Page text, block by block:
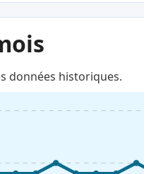
données historiques.